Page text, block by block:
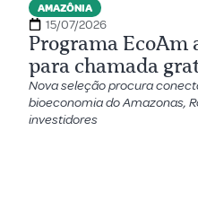
AMAZÔNIA
15/07/2026
Programa EcoAm
para chamada
Nova seleção procura
bioeconomia do Amazonas,
investidores